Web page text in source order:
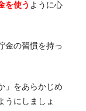
を使う ように心
金の習慣を持っ
」をあらかじめ
うにしましょ